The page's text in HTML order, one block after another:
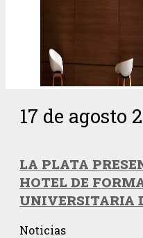
17 de agosto
LA PLATA
HOTEL DE
UNIVERSITARIA
Noticias